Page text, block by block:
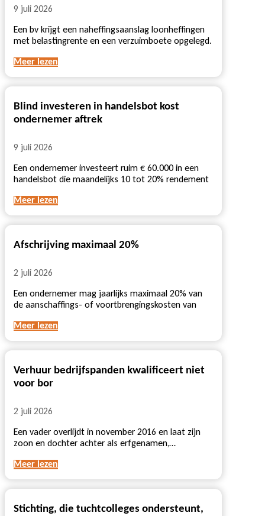
9 juli 2026
Een bv krijgt een naheffingsaanslag loonheffingen
met belastingrente en een verzuimboete opgelegd.
Meer lezen
Blind investeren in handelsbot kost
ondernemer aftrek
9 juli 2026
Een ondernemer investeert ruim € 60.000 in een
handelsbot die maandelijks 10 tot 20% rendement
Meer lezen
Afschrijving maximaal 20%
2 juli 2026
Een ondernemer mag jaarlijks maximaal 20% van
de aanschaffings- of voortbrengingskosten van
Meer lezen
Verhuur bedrijfspanden kwalificeert niet
voor bor
2 juli 2026
Een vader overlijdt in november 2016 en laat zijn
zoon en dochter achter als erfgenamen,…
Meer lezen
Stichting, die tuchtcolleges ondersteunt,